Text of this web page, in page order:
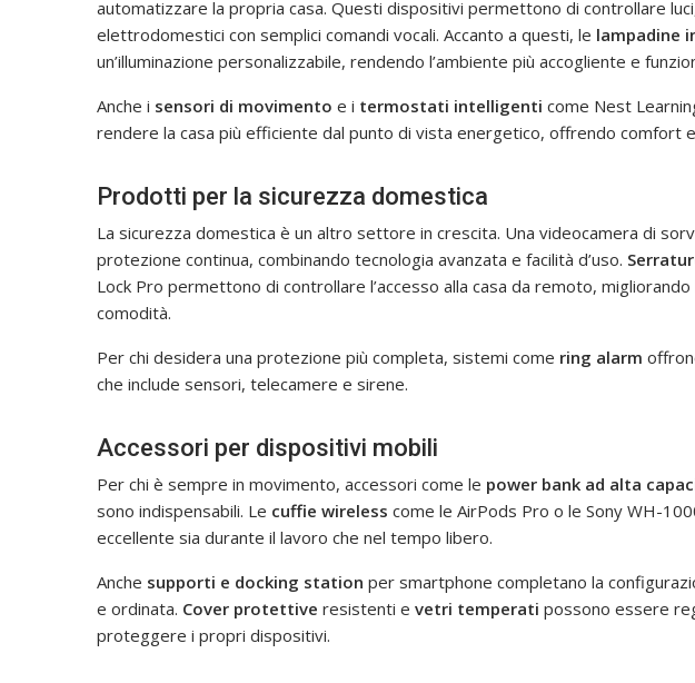
automatizzare la propria casa. Questi dispositivi permettono di controllare
elettrodomestici con semplici comandi vocali. Accanto a questi, le lampadine
un’illuminazione personalizzabile, rendendo l’ambiente più accogliente e
Anche i sensori di movimento e i termostati intelligenti come Nest
rendere la casa più efficiente dal punto di vista energetico, offrendo comfort
Prodotti per la sicurezza domestica
La sicurezza domestica è un altro settore in crescita. Una videocamera di
protezione continua, combinando tecnologia avanzata e facilità d’uso.
Lock Pro permettono di controllare l’accesso alla casa da remoto,
comodità.
Per chi desidera una protezione più completa, sistemi come ring alarm
che include sensori, telecamere e sirene.
Accessori per dispositivi mobili
Per chi è sempre in movimento, accessori come le power bank ad alta
sono indispensabili. Le cuffie wireless come le AirPods Pro o le Sony WH-
eccellente sia durante il lavoro che nel tempo libero.
Anche supporti e docking station per smartphone completano la
e ordinata. Cover protettive resistenti e vetri temperati possono essere
proteggere i propri dispositivi.